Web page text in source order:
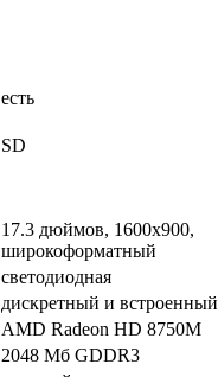
есть
SD
17.3 дюймов, 1600x900,
широкоформатный
светодиодная
дискретный и встроенный
AMD Radeon HD 8750M
2048 Мб GDDR3